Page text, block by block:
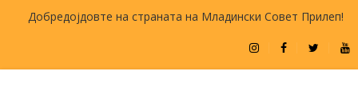
Добредојдовте на страната на Младински Совет Прилеп!